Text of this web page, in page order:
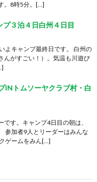
。8時5分。[…]
プ３泊４日白州４日目
よキャンプ最終日です。 白州の
んがすごい！）。気温も川遊び
トムソーヤクラブ村・白
す。キャンプ4日目の朝は、
参加者9人とリーダーはみんな
ゲームをみん[…]